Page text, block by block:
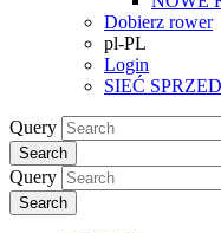
Dobierz rower
pl-PL
Login
SIEĆ
Query
Search
Query
Search